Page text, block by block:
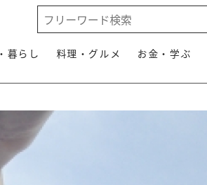
暮らし 料理・グルメ お金・学ぶ